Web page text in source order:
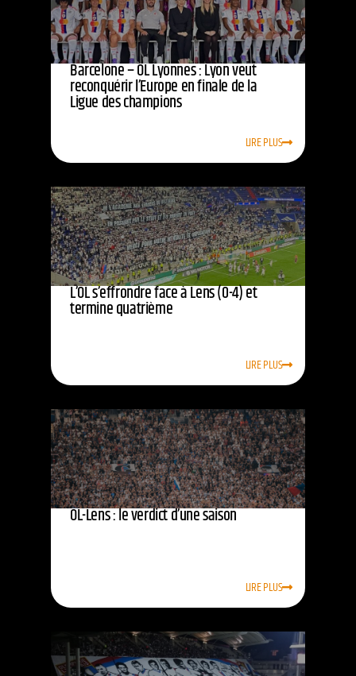
Barcelone – OL Lyonnes : Lyon veut
reconquérir l’Europe en finale de la
Ligue des champions
LIRE PLUS
L’OL s’effrondre face à Lens (0-4) et
termine quatrième
LIRE PLUS
OL-Lens : le verdict d’une saison
LIRE PLUS